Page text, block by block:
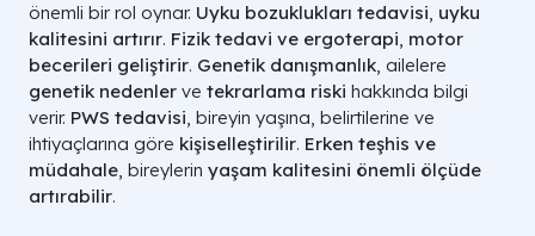
önemli bir rol oynar. Uyku bozuklukları tedavisi, uyku
kalitesini artırır. Fizik tedavi ve ergoterapi, motor
becerileri geliştirir. Genetik danışmanlık, ailelere
genetik nedenler ve tekrarlama riski hakkında bilgi
verir. PWS tedavisi, bireyin yaşına, belirtilerine ve
ihtiyaçlarına göre kişiselleştirilir. Erken teşhis ve
müdahale, bireylerin yaşam kalitesini önemli ölçüde
artırabilir.